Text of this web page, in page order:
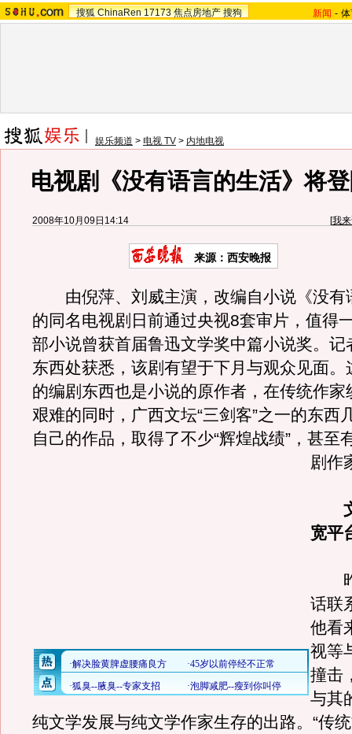
搜狐 ChinaRen 17173 焦点房地产 搜狗 新闻 -
娱乐频道 > 电视 TV > 内地电视
电视剧《没有语言的生活》将
2008年10月09日14:14 [我
来源：西安晚报
由倪萍、刘威主演，改编自小说《没有
的同名电视剧日前通过央视8套审片，值得
部小说曾获首届鲁迅文学奖中篇小说奖。记
东西处获悉，该剧有望于下月与观众见面。
的编剧东西也是小说的原作者，在传统作家
艰难的同时，广西文坛“三剑客”之一的东西
自己的作品，取得了不少“辉煌战绩”，甚至
剧作
宽平
昨
话联
他看
视等
撞击
与其
纯文学发展与纯文学作家生存的出路。“传